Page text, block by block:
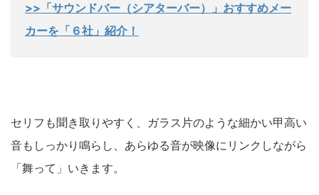
>>「サウンドバー（シアターバー）」おすすめメー
カーを「６社」紹介！
セリフも聞き取りやすく、ガラス片のような細かい甲高い
音もしっかり鳴らし、あらゆる音が映像にリンクしながら
「舞って」いきます。